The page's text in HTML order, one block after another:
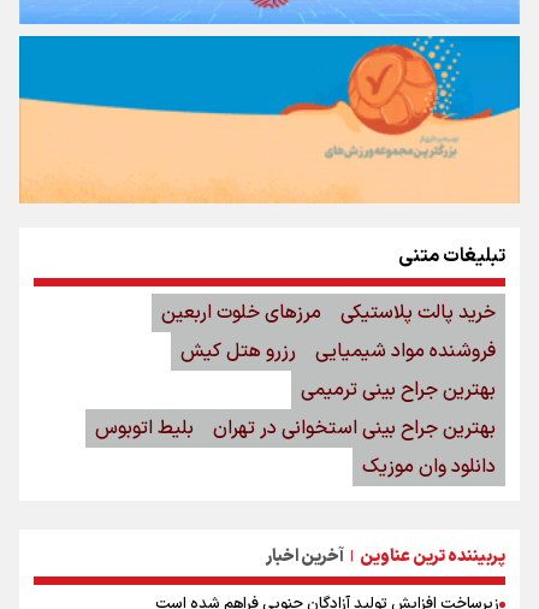
پربیننده ترین عناوین | آخرین اخبار
زیرساخت افزایش تولید آزادگان جنوبی فراهم شده است
تبلیغات متنی
خرید پالت پلاستیکی
مرزهای خلوت اربعین
فروشنده مواد شیمیایی
رزرو هتل کیش
بهترین جراح بینی ترمیمی
بهترین جراح بینی استخوانی در تهران
بلیط اتوبوس
دانلود وان موزیک